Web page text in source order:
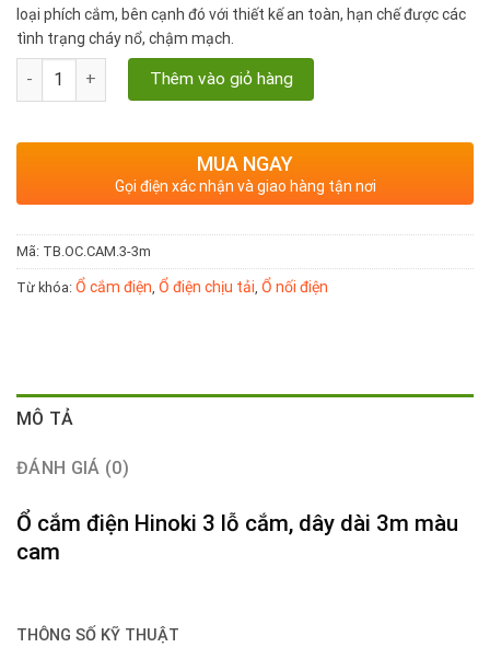
loại phích cắm, bên cạnh đó với thiết kế an toàn, hạn chế được các
tình trạng cháy nổ, chậm mạch.
Ổ cắm điện Hinoki có dây, 3 chấu cắm, công suất 6000W số
Thêm vào giỏ hàng
MUA NGAY
Gọi điện xác nhận và giao hàng tận nơi
Mã: TB.OC.CAM.3-3m
Từ khóa: Ổ cắm điện Ổ điện chịu tải Ổ nối điện
MÔ TẢ
ĐÁNH GIÁ (0)
Ổ cắm điện Hinoki 3 lỗ cắm, dây dài 3m màu
cam
THÔNG SỐ KỸ THUẬT